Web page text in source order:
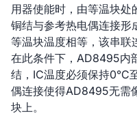
用器使能时，由等温块
铜结与参考热电偶连接
等温块温度相等，该串联
在此条件下，AD8495内
结，IC温度必须保持0°C
偶连接使得AD8495无需
块上。